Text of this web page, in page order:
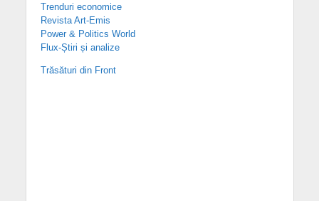
Trenduri economice
Revista Art-Emis
Power & Politics World
Flux-Știri și analize
Trăsături din Front